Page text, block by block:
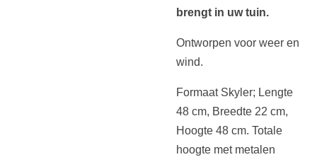
brengt in uw tuin.
Ontworpen voor weer en
wind.
Formaat Skyler; Lengte
48 cm, Breedte 22 cm,
Hoogte 48 cm. Totale
hoogte met metalen